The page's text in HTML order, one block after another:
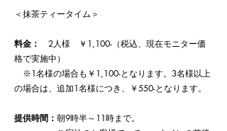
＜抹茶ティータイム＞
料金：
2人様 ￥1,100-（税込、現在モニター価
格で実施中）
※1名様の場合も￥1,100-となります。3名様以上
の場合は、追加1名様につき、￥550-となります。
提供時間： 朝9時半～11時まで。